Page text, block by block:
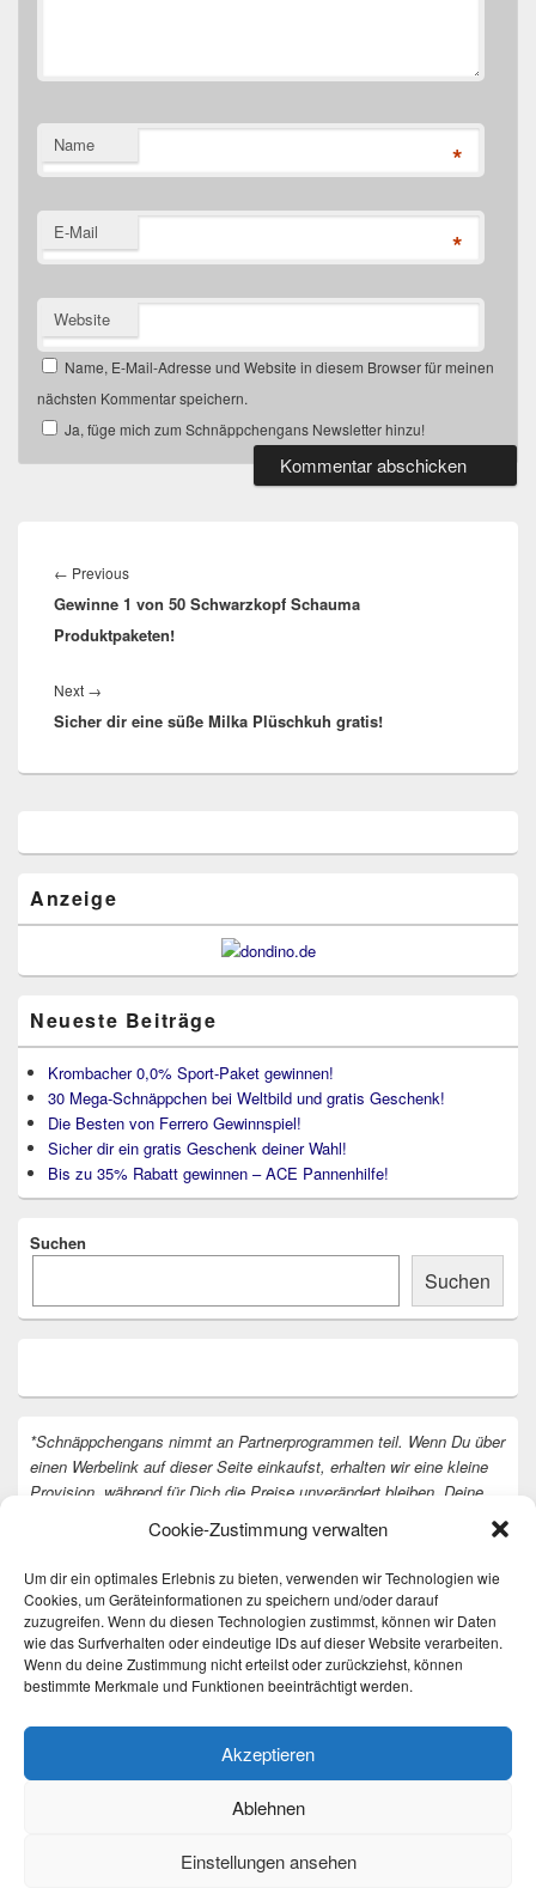
Cookie-Zustimmung verwalten
Um dir ein optimales Erlebnis zu bieten, verwenden wir Technologien wie
Cookies, um Geräteinformationen zu speichern und/oder darauf
zuzugreifen. Wenn du diesen Technologien zustimmst, können wir Daten
wie das Surfverhalten oder eindeutige IDs auf dieser Website verarbeiten.
Wenn du deine Zustimmung nicht erteilst oder zurückziehst, können
bestimmte Merkmale und Funktionen beeinträchtigt werden.
Akzeptieren
Ablehnen
Einstellungen ansehen
Name *
E-Mail *
Website
Name, E-Mail-Adresse und Website in diesem Browser für meinen
nächsten Kommentar speichern.
Ja, füge mich zum Schnäppchengans Newsletter hinzu!
← PreviousPrevious
post:
Gewinne 1 von 50 Schwarzkopf Schauma
Produktpaketen!
Next →
post:
Sicher dir eine süße Milka Plüschkuh gratis!
Anzeige
Neueste Beiträge
Krombacher 0,0% Sport-Paket gewinnen!
30 Mega-Schnäppchen bei Weltbild und gratis Geschenk!
Die Besten von Ferrero Gewinnspiel!
Sicher dir ein gratis Geschenk deiner Wahl!
Bis zu 35% Rabatt gewinnen – ACE Pannenhilfe!
Suchen
Suchen
*Schnäppchengans nimmt an Partnerprogrammen teil. Wenn Du über
einen Werbelink auf dieser Seite einkaufst, erhalten wir eine kleine
Provision, während für Dich die Preise unverändert bleiben. Deine
Vielen Dank dafür!
Täglich die besten Gewinnspiele und Angebote